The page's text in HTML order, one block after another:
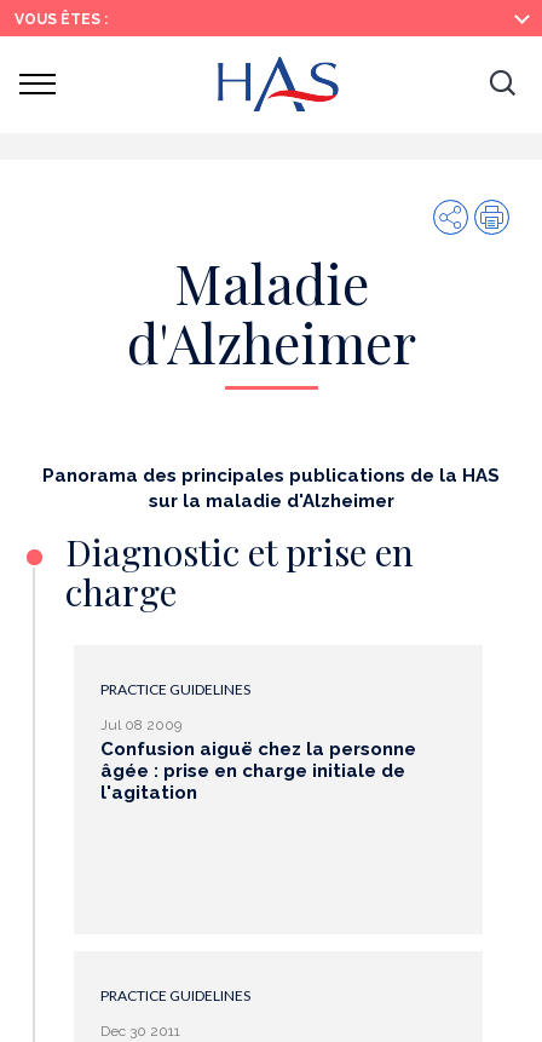
Search
Main
Menu
Main
Content
VOUS ÊTES :
Ouvrir
Share
Maladie
d'Alzheimer
Panorama des principales publications de la HAS
sur la maladie d'Alzheimer
Diagnostic et prise en
charge
PRACTICE GUIDELINES
Jul 08 2009
Confusion aiguë chez la personne
âgée : prise en charge initiale de
l'agitation
PRACTICE GUIDELINES
Dec 30 2011